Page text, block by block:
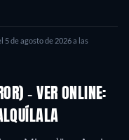
5 de agosto de 2026a las
- VER ONLINE: